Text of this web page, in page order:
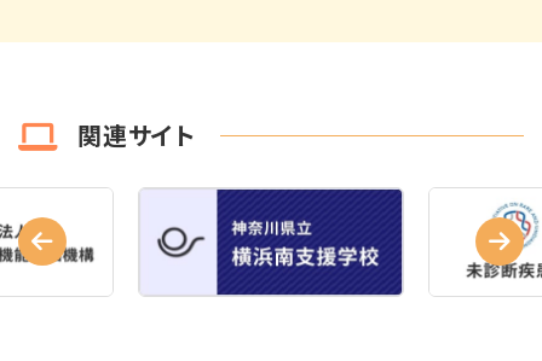
関連サイト